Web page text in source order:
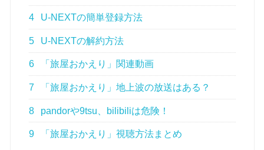
4 U-NEXTの簡単登録方法
5 U-NEXTの解約方法
6 「旅屋おかえり」関連動画
7 「旅屋おかえり」地上波の放送はある？
8 pandorや9tsu、bilibiliは危険！
9 「旅屋おかえり」視聴方法まとめ